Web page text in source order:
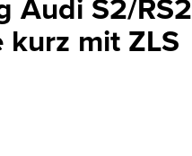
Audi S2/RS2
mit ZLS